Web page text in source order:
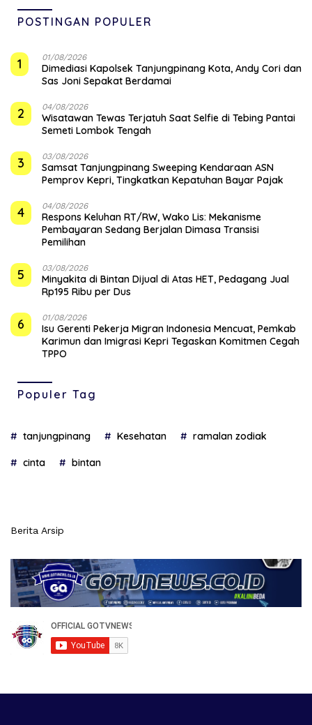
POSTINGAN POPULER
1 01/08/2026
Dimediasi Kapolsek Tanjungpinang Kota, Andy Cori dan
Sas Joni Sepakat Berdamai
2 04/08/2026
Wisatawan Tewas Terjatuh Saat Selfie di Tebing Pantai
Semeti Lombok Tengah
3 03/08/2026
Samsat Tanjungpinang Sweeping Kendaraan ASN
Pemprov Kepri, Tingkatkan Kepatuhan Bayar Pajak
4 04/08/2026
‎Respons Keluhan RT/RW, Wako Lis: Mekanisme
Pembayaran Sedang Berjalan Dimasa Transisi
Pemilihan
5 03/08/2026
Minyakita di Bintan Dijual di Atas HET, Pedagang Jual
Rp195 Ribu per Dus
6 01/08/2026
Isu Gerenti Pekerja Migran Indonesia Mencuat, Pemkab
Karimun dan Imigrasi Kepri Tegaskan Komitmen Cegah
TPPO
Populer Tag
tanjungpinang Kesehatan ramalan zodiak
cinta bintan
Berita Arsip